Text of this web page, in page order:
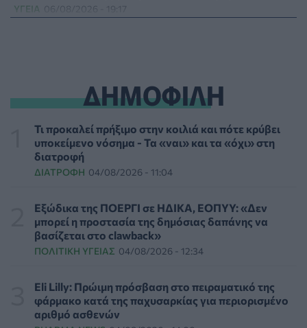
ΥΓΕΊΑ 06/08/2026 - 19:17
Διαβητική αμφιβληστροειδοπάθεια: «Σιωπηλός»
κίνδυνος για την όραση των ασθενών
HEALTH TALK 06/08/2026 - 17:34
Γιατί οι γιατροί διστάζουν να γράψουν ορμονική
ΥΓΕΊΑ 06/08/2026 - 17:01
Γιαννάκος: Πρωτοφανής πίεση στο Νοσοκομείο
Ζακύνθου - Καταγγέλθηκαν οκτώ βιασμοί γυναικών
Έκτακτα μέτρα και στην Καστοριά κατά της διασποράς
της ευλογιάς των προβάτων
ΔΗΜΟΦΙΛΗ
Τι προκαλεί πρήξιμο στην κοιλιά και πότε κρύβει
υποκείμενο νόσημα - Τα «ναι» και τα «όχι» στη
διατροφή
ΔΙΑΤΡΟΦΉ 04/08/2026 - 11:04
Εξώδικα της ΠΟΕΡΓΙ σε ΗΔΙΚΑ, ΕΟΠΥΥ: «Δεν
μπορεί η προστασία της δημόσιας δαπάνης να
βασίζεται στο clawback»
ΠΟΛΙΤΙΚΉ ΥΓΕΊΑΣ 04/08/2026 - 12:34
Eli Lilly: Πρώιμη πρόσβαση στο πειραματικό της
φάρμακο κατά της παχυσαρκίας για περιορισμένο
αριθμό ασθενών